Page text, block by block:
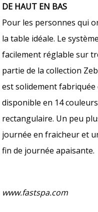
DE HAUT EN BAS
Pour les personnes qui
la table idéale. Le
facilement réglable sur
partie de la collection
est solidement
disponible en 14
rectangulaire. Un peu
journée en fraicheur et
fin de journée apaisante.
www.fastspa.com